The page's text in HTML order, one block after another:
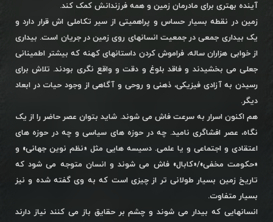
آینده بهتری برای مادرمان زمین و همه فرزندانش کمک کند.
زمین در نقطه بسیار حساس و پراهمیتی از سیر تکاملی اش قرار دارد و
یک بیداری جمعی در جمعیت انسانهای روی زمین در جریان است. بیداری
از خوابی هزاران ساله، فراموش کردن داستانهای کهنه که بیشتر اطمینانی
جعلی می بخشیدند و فاقد بلوغ و دقت و واقع نگری بودند. تلاش برای
رسیدن به آزادی فیزیکی، ذهنی و روحی و آگاهی از وجود حیات در ابعاد
دیگر.
هم اکنون اسرار به سرعت فاش می شوند. شاید بتوان عصر حاضر را از یک
نگاه، عصر افشاگری نامید. چه در حوزه های سیاسی و چه در حوزه های
اعتقادی و اجتماعی و یا علمی. دسیسه هایی مثل «نظم نوین جهانی» و
«حکومت مخفی»/«کابال» فاش می شوند و انسان متوجه می شود که
تاریخ زمین بسیار طولانی تر از چیزی است که به وی گفته شده و نیز
بسیار متفاوت.
انسانهایی که بیدار می شوند و چشم بر حقایق باز می کنند نیاز دارند